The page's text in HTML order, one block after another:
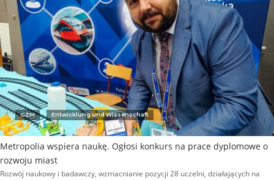
GZM Entwicklung und Wissenschaft
Metropolia wspiera naukę. Ogłosi konkurs na prace dyplomowe o
rozwoju miast
Rozwój naukowy i badawczy, wzmacnianie pozycji 28 uczelni, działających na